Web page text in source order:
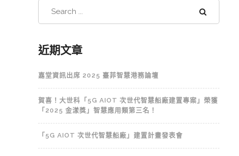
近期文章
嘉堂資訊出席 2025 臺菲智慧港務論壇
賀喜！大世科「5G AIOT 次世代智慧船廠建置專案」榮獲
「2025 金漾獎」智慧應用類第三名！
「5G AIOT 次世代智慧船廠」建置計畫發表會